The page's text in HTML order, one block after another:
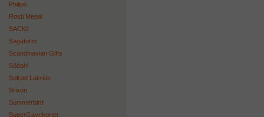
Philips
Rosti Mepal
SACKit
Sagaform
Scandinavian Gifts
Södahl
Solrød Lakrids
Srixon
Summerbird
SuperGavekortet